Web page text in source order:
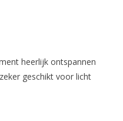
heerlijk ontspannen
geschikt voor licht